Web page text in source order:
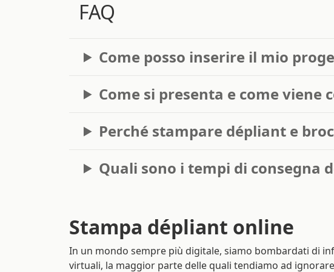
FAQ
Come posso inserire il mio
Come si presenta e come viene
Perché stampare dépliant e
Quali sono i tempi di consegna
Stampa dépliant online
In un mondo sempre più digitale, siamo bombardati di
virtuali, la maggior parte delle quali tendiamo ad